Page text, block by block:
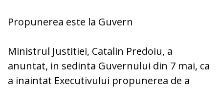
Propunerea este la Guvern
Ministrul Justitiei, Catalin Predoiu, a
anuntat, in sedinta Guvernului din 7 mai, ca
a inaintat Executivului propunerea de a